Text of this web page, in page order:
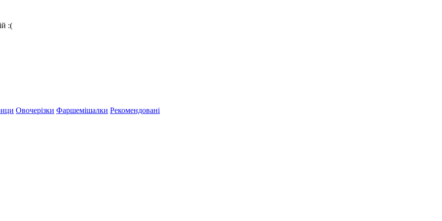
:(
Овочерізки Фаршемішалки Рекомендовані